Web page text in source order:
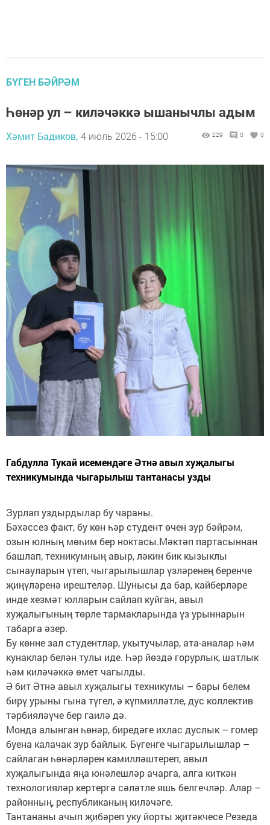
БҮГЕН БӘЙРӘМ
Һөнәр ул – киләчәккә ышанычлы адым
Хәмит Бадиков, 4 июль 2026 - 15:00 229 0 0
Габдулла Тукай исемендәге Әтнә авыл хуҗалыгы
техникумында чыгарылыш тантанасы узды
Зурлап уздырдылар бу чараны.
Бәхәссез факт, бу көн һәр студент өчен зур бәйрәм,
озын юлның мөһим бер ноктасы.Мәктәп партасыннан
башлап, техникумның авыр, ләкин бик кызыклы
сынауларын үтеп, чыгарылышлар үзләренең беренче
җиңүләренә ирештеләр. Шунысы да бар, кайберләре
инде хезмәт юлларын сайлап куйган, авыл
хуҗалыгының төрле тармакларында үз урыннарын
табарга әзер.
Бу көнне зал студентлар, укытучылар, ата-аналар һәм
кунаклар белән тулы иде. Һәр йөздә горурлык, шатлык
һәм киләчәккә өмет чагылды.
Ә бит Әтнә авыл хуҗалыгы тех­никумы – бары белем
бирү урыны гына түгел, ә күп­милләтле, дус коллектив
тәр­бияләүче бер гаилә дә.
Монда алынган һөнәр, биредәге ихлас дуслык – гомер
буена калачак зур байлык. Бүгенге чыгарылышлар –
сайлаган һөнәрләрен камилләштереп, авыл
хуҗалыгында яңа юнәлешләр ачарга, алга киткән
технологияләр кертергә сәләтле яшь белгечләр. Алар –
районның, республиканың киләчәге.
Тантананы ачып җибәреп уку йорты җитәкчесе Резеда